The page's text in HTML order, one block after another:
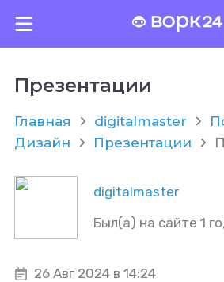
Презентации
Главная digitalmaster
Дизайн
Презентации
digitalmaster
Был(а) на сайте 1
26 Авг 2024 в 14:24